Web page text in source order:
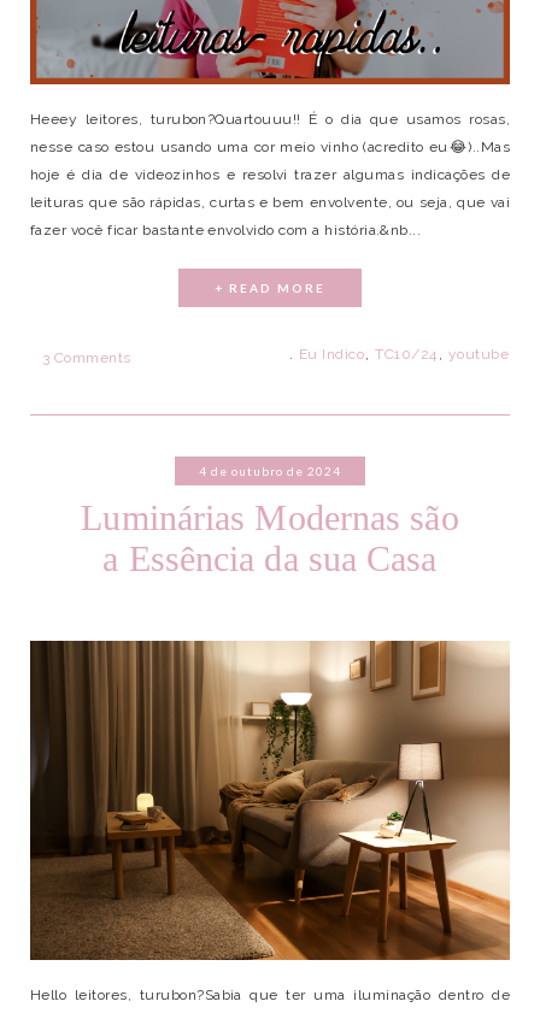
Heeey leitores, turubon?Quartouuu!! É o dia que usamos rosas,
nesse caso estou usando uma cor meio vinho (acredito eu😂)..Mas
hoje é dia de videozinhos e resolvi trazer algumas indicações de
leituras que são rápidas, curtas e bem envolvente, ou seja, que vai
fazer você ficar bastante envolvido com a história.&nb...
+ READ MORE
3 Comments Eu Indico TC10/24 youtube
4 de outubro de 2024
Luminárias Modernas são
a Essência da sua Casa
Hello leitores, turubon?Sabia que ter uma iluminação dentro de